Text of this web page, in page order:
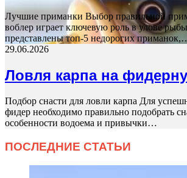
Лучшие приманки Выбор правильной
воблер играет ключевую роль в улове
представлены топ-5 недорогих
29.06.2026
Ловля карпа на
Подбор снасти для ловли карпа Для
фидер необходимо правильно подобрать
особенности водоема и привычки…
ПОСЛЕДНИЕ СТАТЬИ